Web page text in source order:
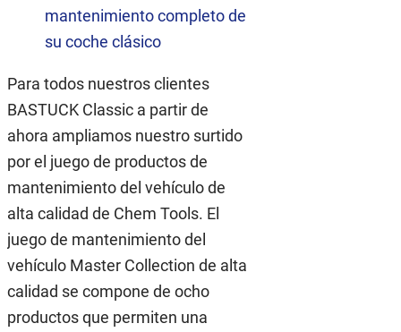
mantenimiento completo de
su coche clásico
Para todos nuestros clientes
BASTUCK Classic a partir de
ahora ampliamos nuestro surtido
por el juego de productos de
mantenimiento del vehículo de
alta calidad de Chem Tools. El
juego de mantenimiento del
vehículo Master Collection de alta
calidad se compone de ocho
productos que permiten una